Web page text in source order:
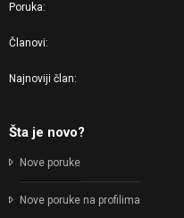
Poruka
Članovi
Najnoviji član
Šta je novo?
Nove poruke
Nove poruke na profilima